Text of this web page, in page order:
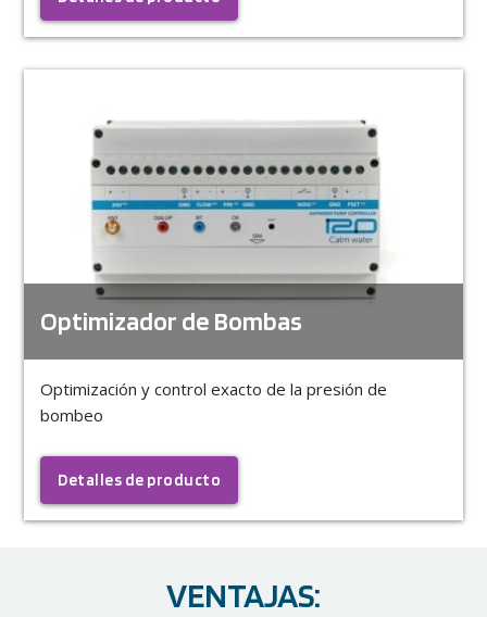
Optimizador de Bombas
Optimización y control exacto de la presión de
bombeo
Detalles de producto
VENTAJAS: